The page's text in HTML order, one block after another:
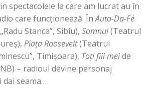
spectacolele la care am lucrat au în
care funcţionează. ÎnAuto-Da-Fé
Stanca”, Sibiu), Somnul(Teatrul
Piaţa Roosevelt(Teatrul
Timişoara), Toţi fiii meide
– radioul devine personaj
seama…